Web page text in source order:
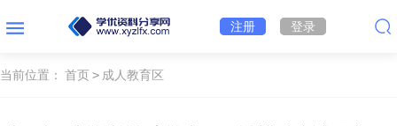
注册 登录
当前位置： 首页> 成人教育区